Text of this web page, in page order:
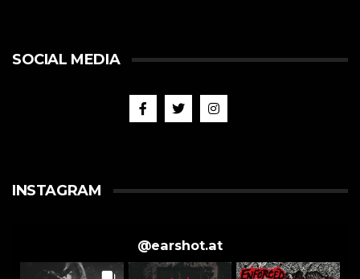
SOCIAL MEDIA
INSTAGRAM
@earshot.at